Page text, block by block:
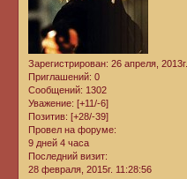
Зарегистрирован: 26 апреля, 2013г.
Приглашений: 0
Сообщений: 1302
Уважение: [+11/-6]
Позитив: [+28/-39]
Провел на форуме:
9 дней 4 часа
Последний визит:
28 февраля, 2015г. 11:28:56